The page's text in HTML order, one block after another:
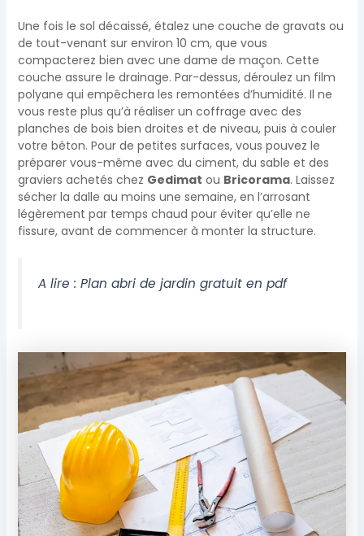
Une fois le sol décaissé, étalez une couche de gravats ou
de tout-venant sur environ 10 cm, que vous
compacterez bien avec une dame de maçon. Cette
couche assure le drainage. Par-dessus, déroulez un film
polyane qui empêchera les remontées d’humidité. Il ne
vous reste plus qu’à réaliser un coffrage avec des
planches de bois bien droites et de niveau, puis à couler
votre béton. Pour de petites surfaces, vous pouvez le
préparer vous-même avec du ciment, du sable et des
graviers achetés chez Gedimat ou Bricorama. Laissez
sécher la dalle au moins une semaine, en l’arrosant
légèrement par temps chaud pour éviter qu’elle ne
fissure, avant de commencer à monter la structure.
A lire : Plan abri de jardin gratuit en pdf